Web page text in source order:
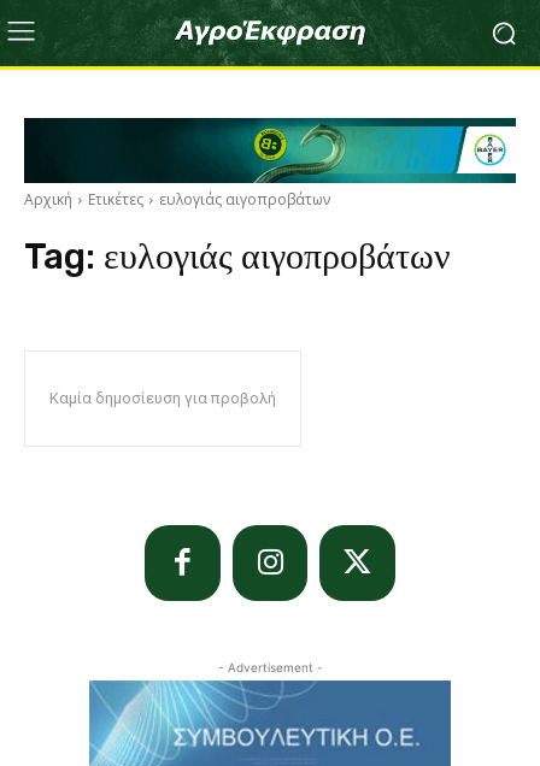
Αρχική Ετικέτες ευλογιάς αιγοπροβάτων
Tag: ευλογιάς αιγοπροβάτων
Καμία δημοσίευση για προβολή
- Advertisement -